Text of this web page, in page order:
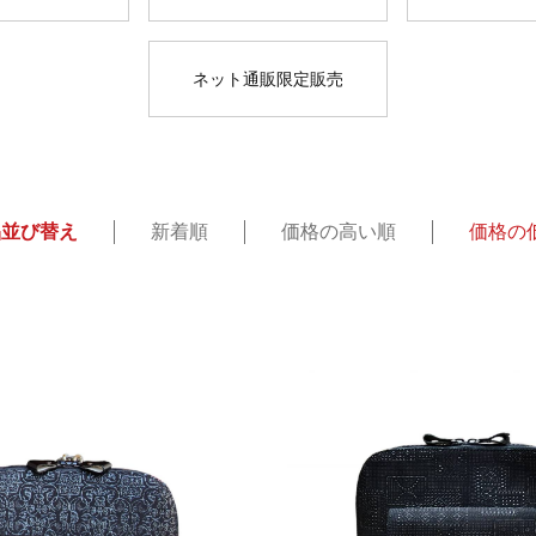
ネット通販限定販売
び替え 新着順 価格の高い順 価格の